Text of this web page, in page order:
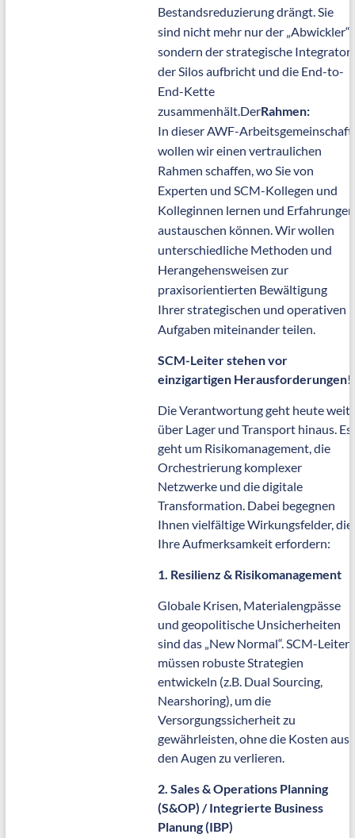
Bestandsreduzierung drängt. Sie
sind nicht mehr nur der „Abwickler“,
sondern der strategische Integrator,
der Silos aufbricht und die End-to-
End-Kette
zusammenhält.DerRahmen:
In dieser AWF-Arbeitsgemeinschaft
wollen wir einen vertraulichen
Rahmen schaffen, wo Sie von
Experten und SCM-Kollegen und
Kolleginnen lernen und Erfahrungen
austauschen können. Wir wollen
unterschiedliche Methoden und
Herangehensweisen zur
praxisorientierten Bewältigung
Ihrer strategischen und operativen
Aufgaben miteinander teilen.
SCM-Leiter stehen vor
einzigartigen Herausforderungen!
Die Verantwortung geht heute weit
über Lager und Transport hinaus. Es
geht um Risikomanagement, die
Orchestrierung komplexer
Netzwerke und die digitale
Transformation. Dabei begegnen
Ihnen vielfältige Wirkungsfelder, die
Ihre Aufmerksamkeit erfordern:
1. Resilienz & Risikomanagement
Globale Krisen, Materialengpässe
und geopolitische Unsicherheiten
sind das „New Normal“. SCM-Leiter
müssen robuste Strategien
entwickeln (z.B. Dual Sourcing,
Nearshoring), um die
Versorgungssicherheit zu
gewährleisten, ohne die Kosten aus
den Augen zu verlieren.
2. Sales & Operations Planning
(S&OP) / Integrierte Business
Planung (IBP)